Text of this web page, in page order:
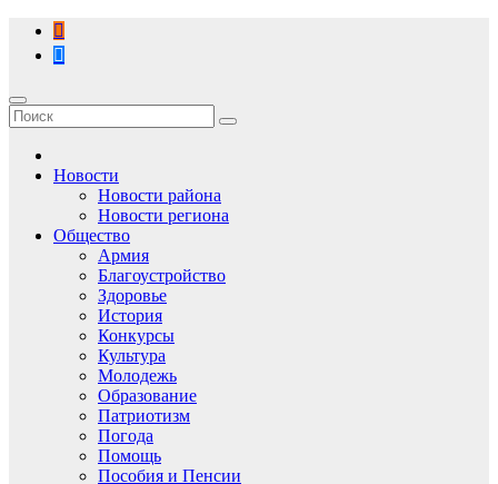
Перейти
содержимому
Новости
Новости района
Новости региона
Общество
Армия
Благоустройство
Здоровье
История
Конкурсы
Культура
Молодежь
Образование
Патриотизм
Погода
Помощь
Пособия и Пенсии